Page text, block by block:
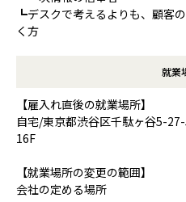
┗デスクで考えるよりも、顧客
く方
就業
【雇入れ直後の就業場所】
自宅/東京都渋谷区千駄ヶ谷5-
16F
【就業場所の変更の範囲】
会社の定める場所